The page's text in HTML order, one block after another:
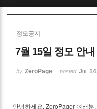
정모공지
7월 15일 정모 안내
by ZeroPage posted Jul
안녕하세요, ZeroPager 여러분.
Sketchbook5,